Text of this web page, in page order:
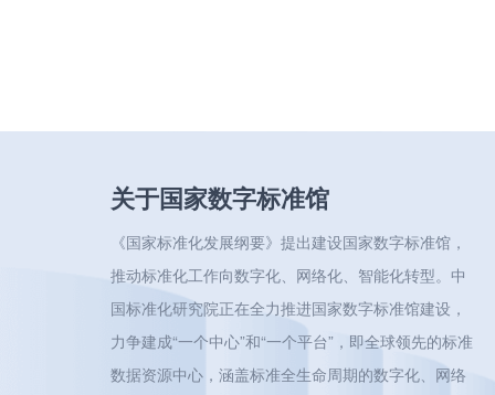
关于国家数字标准馆
《国家标准化发展纲要》提出建设国家数字标准馆，
推动标准化工作向数字化、网络化、智能化转型。中
国标准化研究院正在全力推进国家数字标准馆建设，
力争建成“一个中心”和“一个平台”，即全球领先的标准
数据资源中心，涵盖标准全生命周期的数字化、网络